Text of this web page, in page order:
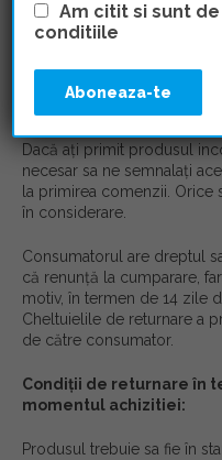
Dacă alegerea făcută vă
dacă pur și simplu v-ați
returnarea contravalorii
Dacă ați primit produsul
necesar sa ne semnalați
la primirea comenzii. Orice
în considerare.
Consumatorul are dreptul
că renunță la cumparare,
motiv, în termen de 14 zile
Cheltuielile de returnare a
de către consumator.
Condiții de returnare în
momentul achizitiei:
Produsul trebuie sa fie în
Am citit si sunt
conditiile